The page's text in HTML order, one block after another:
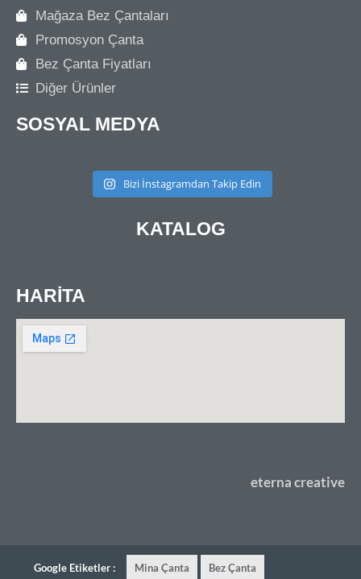
Mağaza Bez Çantaları
Promosyon Çanta
Bez Çanta Fiyatları
Diğer Ürünler
SOSYAL MEDYA
Bizi İnstagramdan Takip Edin
KATALOG
HARİTA
eterna creative
Google Etiketler : Mina Çanta Bez Çanta